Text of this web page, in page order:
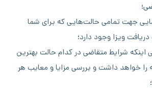
جهت تمامی حالت‌هایی که برای شما
ویزا وجود دارد؛
اینکه شرایط متقاضی در کدام حالت بهترین
را خواهد داشت و بررسی مزایا و معایب هر